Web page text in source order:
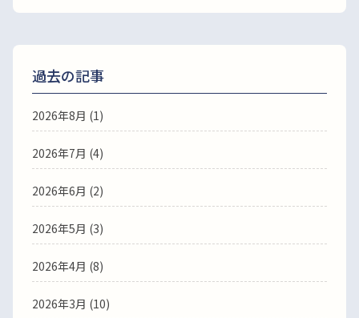
過去の記事
2026年8月 (1)
2026年7月 (4)
2026年6月 (2)
2026年5月 (3)
2026年4月 (8)
2026年3月 (10)